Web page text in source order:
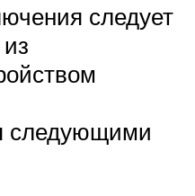
следует
следующими